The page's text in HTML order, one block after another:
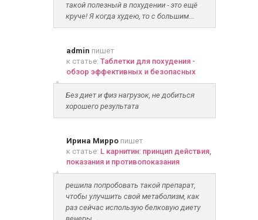
такой полезный в похудении - это ещё
круче! Я когда худею, то с большим...
admin пишет
к статье: Таблетки для похудения -
обзор эффективных и безопасных
Без диет и физ нагрузок, не добиться
хорошего результата
Ирина Мирропишет
к статье: L карнитин: принцип действия,
показания и противопоказания
решила попробовать такой препарат,
чтобы улучшить свой метаболизм, как
раз сейчас использую белковую диету